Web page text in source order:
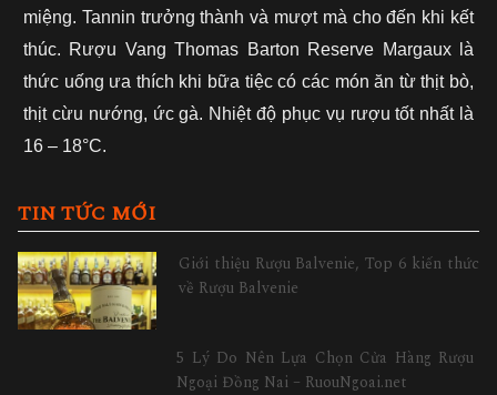
miệng. Tannin trưởng thành và mượt mà cho đến khi kết
thúc. Rượu Vang Thomas Barton Reserve Margaux là
thức uống ưa thích khi bữa tiệc có các món ăn từ thịt bò,
thịt cừu nướng, ức gà. Nhiệt độ phục vụ rượu tốt nhất là
16 – 18°C.
TIN TỨC MỚI
Giới thiệu Rượu Balvenie, Top 6 kiến thức
về Rượu Balvenie
5 Lý Do Nên Lựa Chọn Cửa Hàng Rượu
Ngoại Đồng Nai – RuouNgoai.net